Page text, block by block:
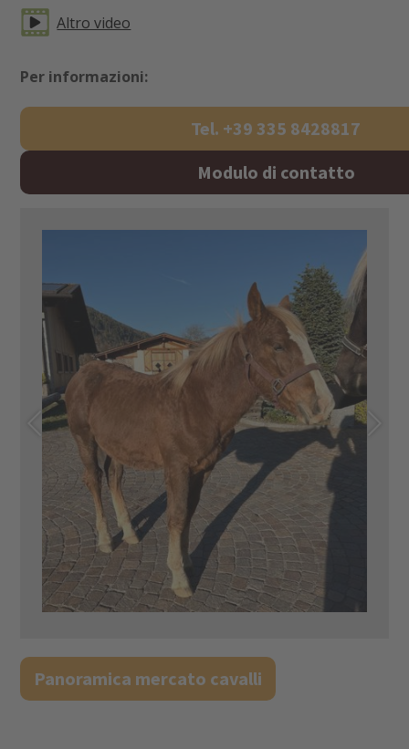
Altro video
Per informazioni:
Tel. +39 335 8428817
Modulo di contatto
Panoramica mercato cavalli